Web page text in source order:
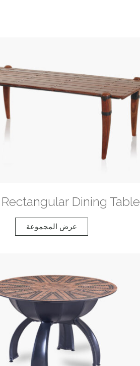
Dining Table
عرض المجموعة